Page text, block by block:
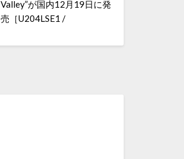
Valley”が国内12月19日に発
売［U204LSE1 /